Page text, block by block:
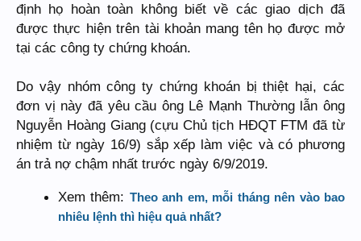
định họ hoàn toàn không biết về các giao dịch đã
được thực hiện trên tài khoản mang tên họ được mở
tại các công ty chứng khoán.
Do vậy nhóm công ty chứng khoán bị thiệt hại, các
đơn vị này đã yêu cầu ông Lê Mạnh Thường lẫn ông
Nguyễn Hoàng Giang (cựu Chủ tịch HĐQT FTM đã từ
nhiệm từ ngày 16/9) sắp xếp làm việc và có phương
án trả nợ chậm nhất trước ngày 6/9/2019.
Xem thêm: Theo anh em, mỗi tháng nên vào bao
nhiêu lệnh thì hiệu quả nhất?